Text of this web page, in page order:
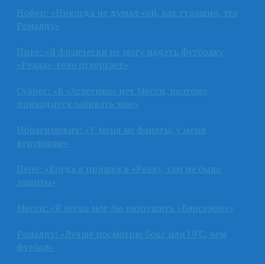
Нойер: «Никогда не думал «ой, как страшно, это
Роналду»
Пике: «Я физически не могу надеть футболку
«Реала», тело отвергает»
Суарес: «В «Атлетико» нет Месси, поэтому
приходится забивать мне»
Ибрагимович: «У меня не фанаты, у меня
верующие»
Пепе: «Когда я пришёл в «Реал», там не было
защиты»
Месси: «Я легко мог бы разрушить «Барселону»
Роналду: «Лучше посмотрю бокс или UFC, чем
футбол»